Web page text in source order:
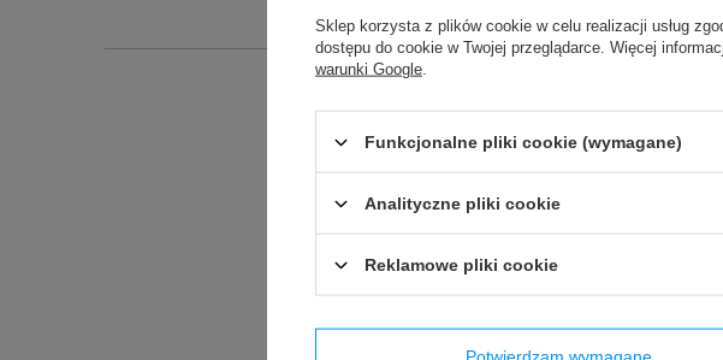
Produkt wprowadzony do obrotu na terenie UE przed
Sklep korzysta z plików cookie w celu realizacji usług
dostępu do cookie w Twojej przeglądarce. Więcej
warunki Google
Funkcjonalne pliki cookie (wymagane)
Analityczne pliki cookie
Reklamowe pliki cookie
Potwierdzam wymagane